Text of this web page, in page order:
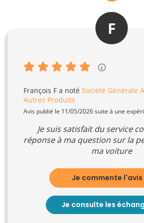
F
François F a noté Société Générale
Autres Produits
Avis publié le 11/05/2026 suite à une
Je suis satisfait du service
réponse à ma question sur la
ma voiture
Je commente l'avis
Je consulte les